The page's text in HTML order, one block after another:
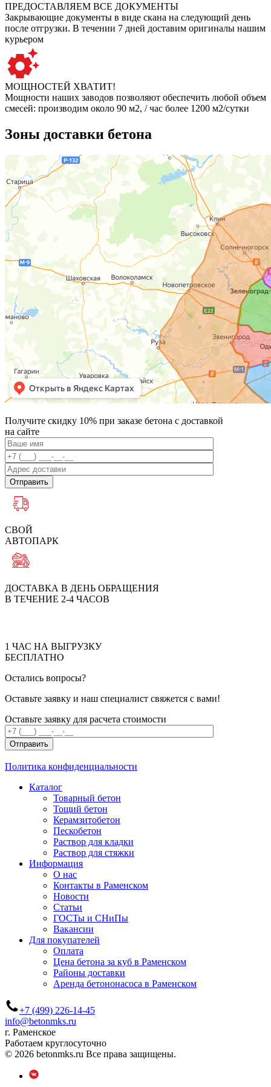
ПРЕДОСТАВЛЯЕМ ВСЕ ДОКУМЕНТЫ
Закрывающие документы в виде скана на следующий день
после отгрузки. В течении 7 дней доставим оригиналы нашим
курьером
МОЩНОСТЕЙ ХВАТИТ!
Мощности наших заводов позволяют обеспечить любой объем
смесей: производим около 90 м2, / час более 1200 м2/сутки
Зоны доставки бетона
Получите скидку 10% при заказе бетона с доставкой
на сайте
Отправить
СВОЙ
АВТОПАРК
ДОСТАВКА В ДЕНЬ ОБРАЩЕНИЯ
В ТЕЧЕНИЕ 2-4 ЧАСОВ
1 ЧАС НА ВЫГРУЗКУ
БЕСПЛАТНО
Остались вопросы?
Оставьте заявку и наш специалист свяжется с вами!
Оставьте заявку для расчета стоимости
Отправить
Политика конфиденциальности
Каталог
Товарный бетон
Тощий бетон
Керамзитобетон
Пескобетон
Раствор для кладки
Раствор для стяжки
Информация
О нас
Контакты в Раменском
Новости
Статьи
ГОСТы и СНиПы
Вакансии
Для покупателей
Оплата
Цена бетона за куб в Раменском
Районы доставки
Аренда бетононасоса в Раменском
+7 (499) 226-14-45
info@betonmks.ru
г. Раменское
Работаем круглосуточно
© 2026 betonmks.ru Все права защищены.